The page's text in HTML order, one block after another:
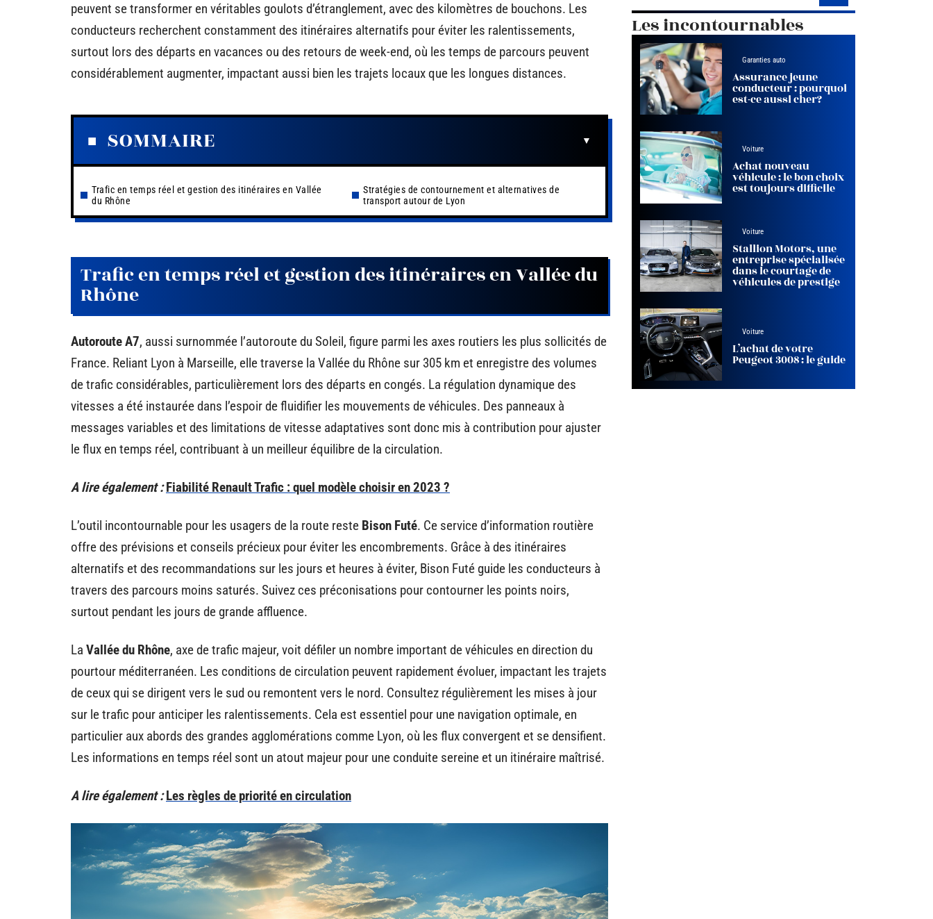
peuvent se transformer en véritables goulots d’étranglement, avec des kilomètres de bouchons. Les
conducteurs recherchent constamment des itinéraires alternatifs pour éviter les ralentissements,
surtout lors des départs en vacances ou des retours de week-end, où les temps de parcours peuvent
considérablement augmenter, impactant aussi bien les trajets locaux que les longues distances.
SOMMAIRE
Trafic en temps réel et gestion des itinéraires en Vallée
du Rhône
Stratégies de contournement et alternatives de
transport autour de Lyon
Trafic en temps réel et gestion des itinéraires en Vallée du
Rhône
Autoroute A7, aussi surnommée l’autoroute du Soleil, figure parmi les axes routiers les plus sollicités de
France. Reliant Lyon à Marseille, elle traverse la Vallée du Rhône sur 305 km et enregistre des volumes
de trafic considérables, particulièrement lors des départs en congés. La régulation dynamique des
vitesses a été instaurée dans l’espoir de fluidifier les mouvements de véhicules. Des panneaux à
messages variables et des limitations de vitesse adaptatives sont donc mis à contribution pour ajuster
le flux en temps réel, contribuant à un meilleur équilibre de la circulation.
A lire également : Fiabilité Renault Trafic : quel modèle choisir en 2023 ?
L’outil incontournable pour les usagers de la route reste Bison Futé. Ce service d’information routière
offre des prévisions et conseils précieux pour éviter les encombrements. Grâce à des itinéraires
alternatifs et des recommandations sur les jours et heures à éviter, Bison Futé guide les conducteurs à
travers des parcours moins saturés. Suivez ces préconisations pour contourner les points noirs,
surtout pendant les jours de grande affluence.
La Vallée du Rhône, axe de trafic majeur, voit défiler un nombre important de véhicules en direction du
pourtour méditerranéen. Les conditions de circulation peuvent rapidement évoluer, impactant les trajets
de ceux qui se dirigent vers le sud ou remontent vers le nord. Consultez régulièrement les mises à jour
sur le trafic pour anticiper les ralentissements. Cela est essentiel pour une navigation optimale, en
particulier aux abords des grandes agglomérations comme Lyon, où les flux convergent et se densifient.
Les informations en temps réel sont un atout majeur pour une conduite sereine et un itinéraire maîtrisé.
A lire également : Les règles de priorité en circulation
Les incontournables
Garanties auto
Assurance jeune
conducteur : pourquoi
est-ce aussi cher?
Voiture
Achat nouveau
véhicule : le bon choix
est toujours difficile
Voiture
Stallion Motors, une
entreprise spécialisée
dans le courtage de
véhicules de prestige
Voiture
L’achat de votre
Peugeot 3008 : le guide